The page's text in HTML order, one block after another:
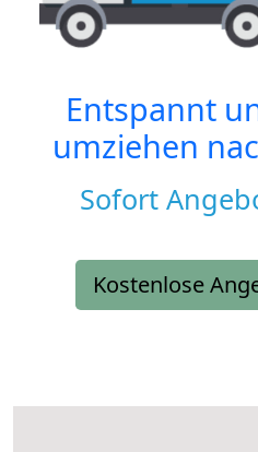
Entspannt
umziehen
Sofort
Kostenlose